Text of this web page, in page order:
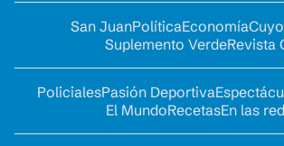
San JuanPolíticaEconomía
Suplemento VerdeRevista
PolicialesPasión Deportiva
El MundoRecetasEn las